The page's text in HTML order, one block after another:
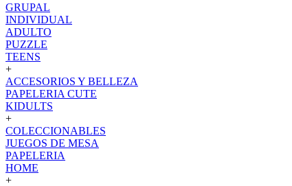
GRUPAL
INDIVIDUAL
ADULTO
PUZZLE
TEENS
+
ACCESORIOS Y BELLEZA
PAPELERIA CUTE
KIDULTS
+
COLECCIONABLES
JUEGOS DE MESA
PAPELERIA
HOME
+